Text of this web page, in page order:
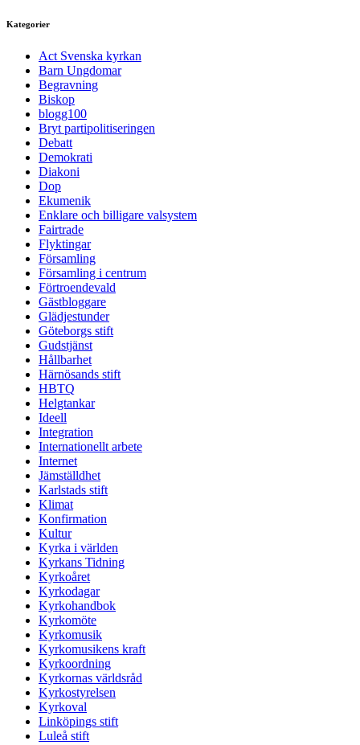
Kategorier
Act Svenska kyrkan
Barn Ungdomar
Begravning
Biskop
blogg100
Bryt partipolitiseringen
Debatt
Demokrati
Diakoni
Dop
Ekumenik
Enklare och billigare valsystem
Fairtrade
Flyktingar
Församling
Församling i centrum
Förtroendevald
Gästbloggare
Glädjestunder
Göteborgs stift
Gudstjänst
Hållbarhet
Härnösands stift
HBTQ
Helgtankar
Ideell
Integration
Internationellt arbete
Internet
Jämställdhet
Karlstads stift
Klimat
Konfirmation
Kultur
Kyrka i världen
Kyrkans Tidning
Kyrkoåret
Kyrkodagar
Kyrkohandbok
Kyrkomöte
Kyrkomusik
Kyrkomusikens kraft
Kyrkoordning
Kyrkornas världsråd
Kyrkostyrelsen
Kyrkoval
Linköpings stift
Luleå stift